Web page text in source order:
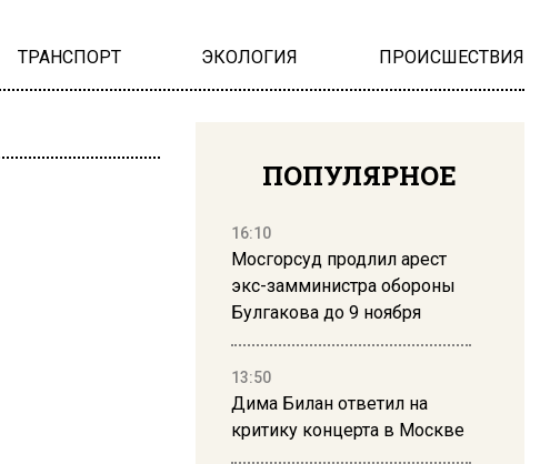
ТРАНСПОРТ ЭКОЛОГИЯ ПРОИСШЕСТВИЯ
ПОПУЛЯРНОЕ
16:10
Мосгорсуд продлил арест
экс-замминистра обороны
Булгакова до 9 ноября
13:50
Дима Билан ответил на
критику концерта в Москве